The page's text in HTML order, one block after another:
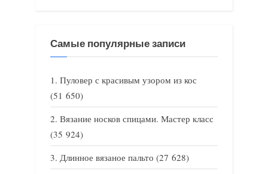
Самые популярные записи
Пуловер с красивым узором из кос
(51 650)
Вязание носков спицами. Мастер класс
(35 924)
Длинное вязаное пальто (27 628)